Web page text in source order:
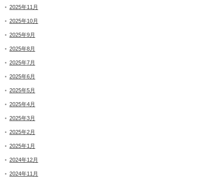
2025年11月
2025年10月
2025年9月
2025年8月
2025年7月
2025年6月
2025年5月
2025年4月
2025年3月
2025年2月
2025年1月
2024年12月
2024年11月